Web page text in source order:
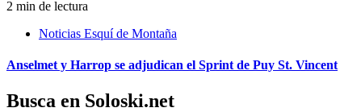
2 min de lectura
Noticias Esquí de Montaña
Anselmet y Harrop se adjudican el Sprint de Puy St. Vincent
Busca en Soloski.net